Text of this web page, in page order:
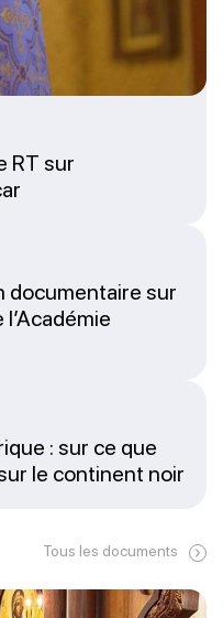
RT sur
documentaire sur
: sur ce que
le continent noir
Tous les documents